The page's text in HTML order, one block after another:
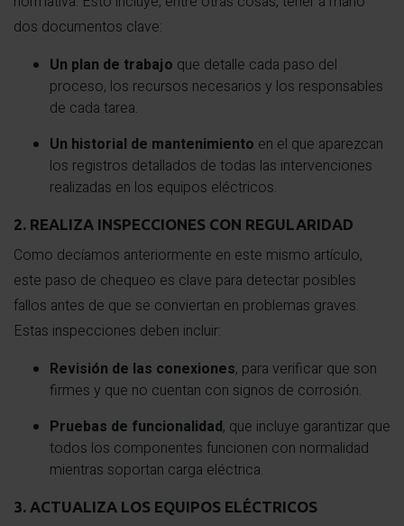
dos documentos clave:
Un plan de trabajo que detalle cada paso del
proceso, los recursos necesarios y los responsables
de cada tarea.
Un historial de mantenimiento en el que aparezcan
los registros detallados de todas las intervenciones
realizadas en los equipos eléctricos.
2. REALIZA INSPECCIONES CON REGULARIDAD
Como decíamos anteriormente en este mismo artículo,
este paso de chequeo es clave para detectar posibles
fallos antes de que se conviertan en problemas graves.
Estas inspecciones deben incluir:
Revisión de las conexiones, para verificar que son
firmes y que no cuentan con signos de corrosión.
Pruebas de funcionalidad, que incluye garantizar que
todos los componentes funcionen con normalidad
mientras soportan carga eléctrica.
3. ACTUALIZA LOS EQUIPOS ELÉCTRICOS